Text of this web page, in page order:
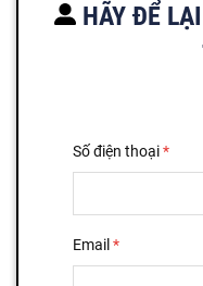
HÃY ĐỂ